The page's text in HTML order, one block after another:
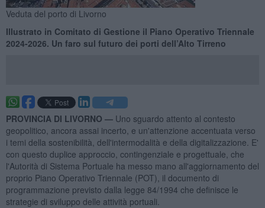
Veduta del porto di Livorno
Illustrato in Comitato di Gestione il Piano Operativo Triennale
2024-2026. Un faro sul futuro dei porti dell’Alto Tirreno
PROVINCIA DI LIVORNO — Uno sguardo attento al contesto
geopolitico, ancora assai incerto, e un'attenzione accentuata verso
i temi della sostenibilità, dell'intermodalità e della digitalizzazione. E'
con questo duplice approccio, contingenziale e progettuale, che
l'Autorità di Sistema Portuale ha messo mano all'aggiornamento del
proprio Piano Operativo Triennale (POT), il documento di
programmazione previsto dalla legge 84/1994 che definisce le
strategie di sviluppo delle attività portuali.